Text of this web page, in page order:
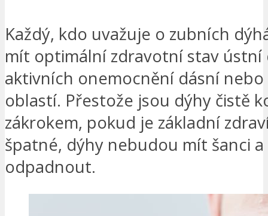
Každý, kdo uvažuje o zubních
mít optimální zdravotní stav ústní
aktivních onemocnění dásní nebo
oblastí. Přestože jsou dýhy čistě
zákrokem, pokud je základní
špatné, dýhy nebudou mít šanci
odpadnout.